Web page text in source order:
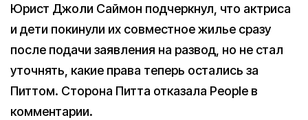
Юрист Джоли Саймон подчеркнул, что актриса
и дети покинули их совместное жилье сразу
после подачи заявления на развод, но не стал
уточнять, какие права теперь остались за
Питтом. Сторона Питта отказала People в
комментарии.